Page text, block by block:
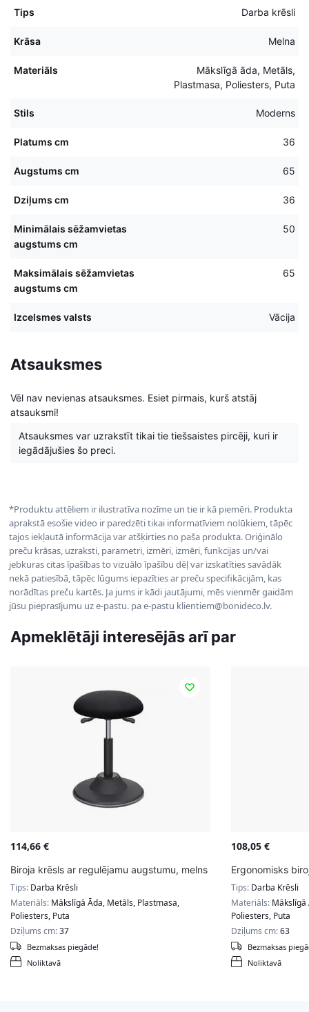
Tips Darba krēsli
Krāsa Melna
Materiāls
Mākslīgā āda, Metāls,
Plastmasa, Poliesters, Puta
Stils Moderns
Platums cm 36
Augstums cm 65
Dziļums cm 36
Minimālais sēžamvietas
augstums cm
50
Maksimālais sēžamvietas
augstums cm
65
Izcelsmes valsts Vācija
Atsauksmes
Vēl nav nevienas atsauksmes. Esiet pirmais, kurš atstāj
atsauksmi!
Atsauksmes var uzrakstīt tikai tie tiešsaistes pircēji, kuri ir
iegādājušies šo preci.
*Produktu attēliem ir ilustratīva nozīme un tie ir kā piemēri. Produkta
aprakstā esošie video ir paredzēti tikai informatīviem nolūkiem, tāpēc
tajos iekļautā informācija var atšķirties no paša produkta. Oriģinālo
preču krāsas, uzraksti, parametri, izmēri, izmēri, funkcijas un/vai
jebkuras citas īpašības to vizuālo īpašību dēļ var izskatīties savādāk
nekā patiesībā, tāpēc lūgums iepazīties ar preču specifikācijām, kas
norādītas preču kartēs. Ja jums ir kādi jautājumi, mēs vienmēr gaidām
jūsu pieprasījumu uz e-pastu. pa e-pastu klientiem@bonideco.lv.
Apmeklētāji interesējās arī par
114,66 €
Biroja krēsls ar regulējamu augstumu, melns
Tips: Darba Krēsli
Materiāls: Mākslīgā Āda, Metāls, Plastmasa,
Poliesters, Puta
Dziļums cm:37
Noliktavā
Bezmaksas piegāde!
108,05 €
Ergonomisks
Tips: Darba Krēsli
Materiāls: Mākslīgā
Poliesters, Puta
Dziļums cm:63
Noliktavā
Bezmaksas